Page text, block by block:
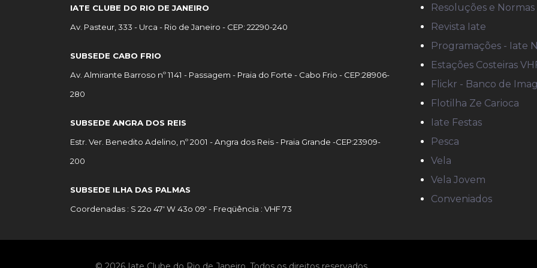
IATE CLUBE DO RIO DE JANEIRO
Av. Pasteur, 333 - Urca - Rio de Janeiro - CEP: 22290-240
SUBSEDE CABO FRIO
Av. Almirante Barroso nº 1141 - Passagem - Praia do Forte - Cabo Frio - CEP:28906-
280
SUBSEDE ANGRA DOS REIS
Estr. Ver. Benedito Adelino, nº 2001 - Angra dos Reis - Praia Grande -CEP:23909-
200
SUBSEDE ILHA DAS PALMAS
Coordenadas : S 22o 47' W 43o 09' - Freqüência : VHF 73
Resoluções e Normas
Revista Iate
Programações - Iate
Estações Costeiras
Flickr - Banco de
Flotilha Ze Carioca
Iate Festas
Pesca
Vela
Vela Jovem
Conveniados